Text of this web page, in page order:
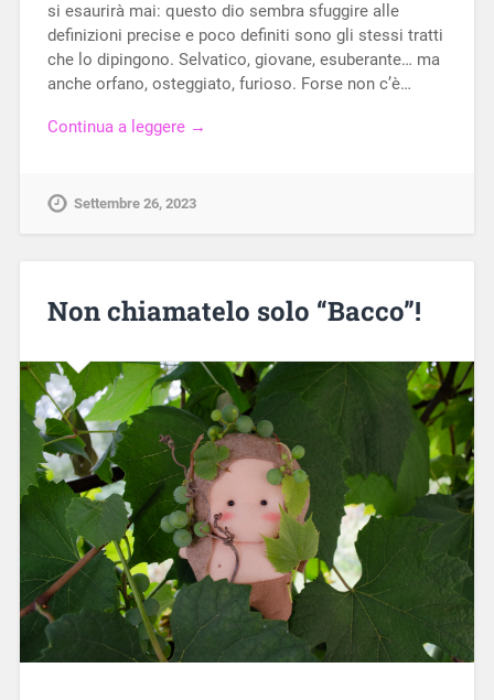
si esaurirà mai: questo dio sembra sfuggire alle
definizioni precise e poco definiti sono gli stessi tratti
che lo dipingono. Selvatico, giovane, esuberante… ma
anche orfano, osteggiato, furioso. Forse non c’è…
Continua a leggere →
Settembre 26, 2023
Non chiamatelo solo “Bacco”!